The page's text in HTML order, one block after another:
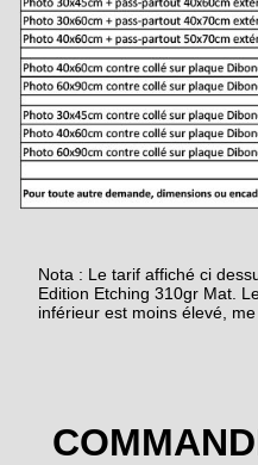
Nota : Le tarif affiché ci
Edition Etching 310gr Mat.
inférieur est moins élevé, me